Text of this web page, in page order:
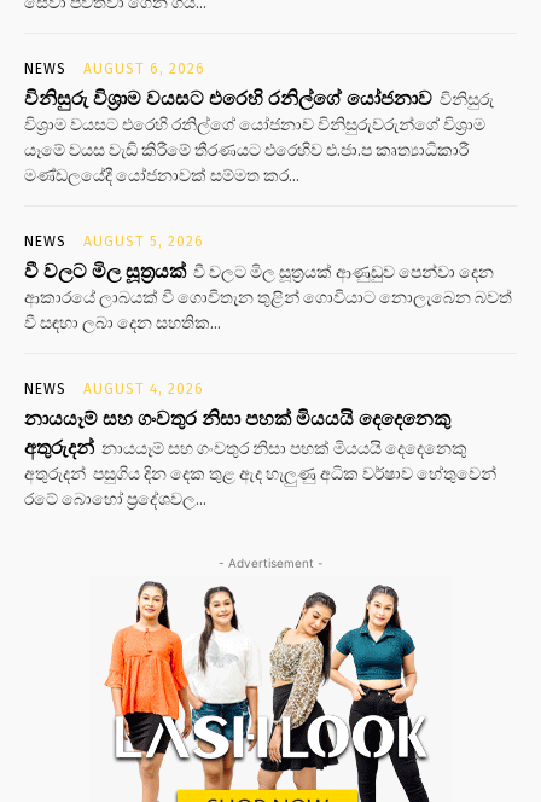
NEWS AUGUST 6, 2026
විනිසුරු විශ්‍රාම වයසට එරෙහි රනිල්ගේ යෝජනාව විනිසුරු
විශ්‍රාම වයසට එරෙහි රනිල්ගේ යෝජනාව විනිසුරුවරුන්ගේ විශ්‍රාම
යෑමේ වයස වැඩි කිරීමේ තීරණයට එරෙහිව එ.ජා.ප කෘත්‍යාධිකාරී
මණ්ඩලයේදී යෝජනාවක් සම්මත කර...
NEWS AUGUST 5, 2026
වී වලට මිල සූත්‍රයක් වී වලට මිල සූත්‍රයක් ආණුඩුව පෙන්වා දෙන
ආකාරයේ ලාබයක් වී ගොවිතැන තුළින් ගොවියාට නොලැබෙන බවත්
වී සඳහා ලබා දෙන සහතික...
NEWS AUGUST 4, 2026
නායයෑම් සහ ගංවතුර නිසා පහක් මියයයි දෙදෙනෙකු
අතුරුදන් නායයෑම් සහ ගංවතුර නිසා පහක් මියයයි දෙදෙනෙකු
අතුරුදන් පසුගිය දින දෙක තුළ ඇද හැලුණු අධික වර්ෂාව හේතුවෙන්
රටේ බොහෝ ප්‍රදේශවල...
- Advertisement -